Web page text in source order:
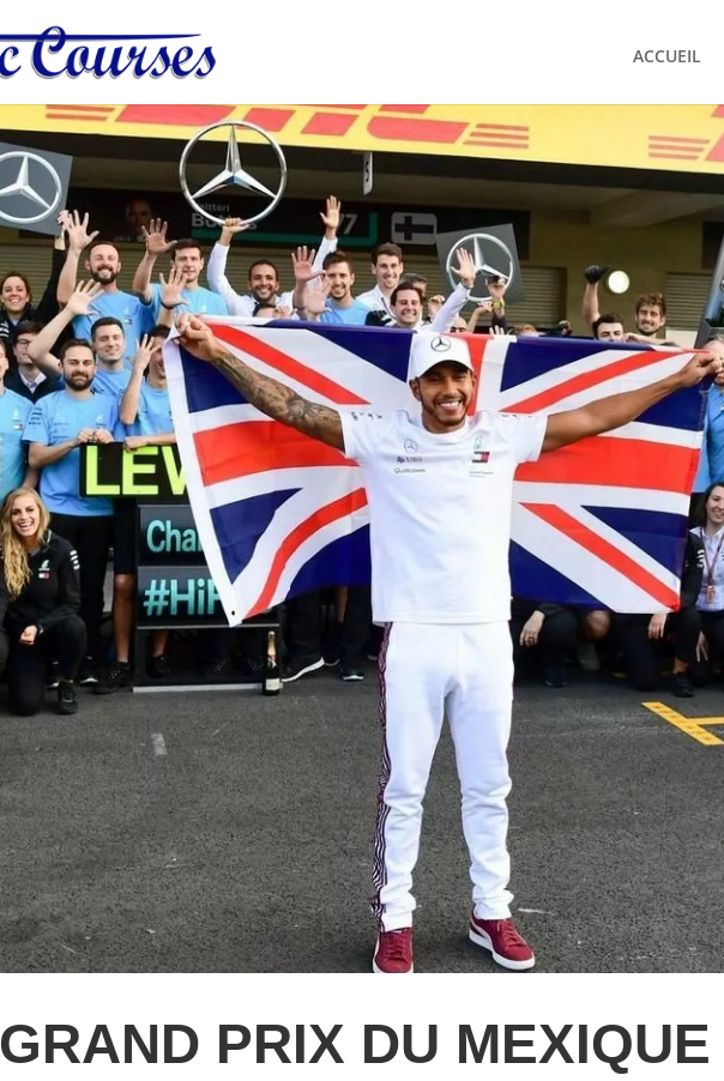
ACCUEIL
GRAND PRIX DU